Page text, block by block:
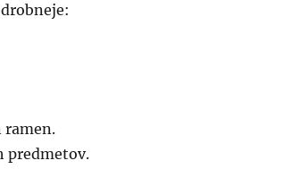
ramen.
predmetov.